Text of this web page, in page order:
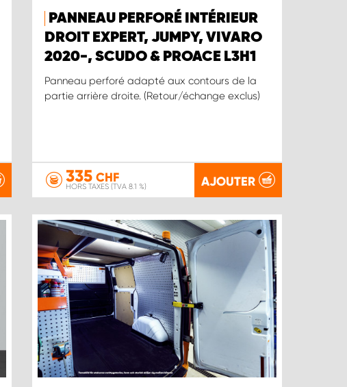
PANNEAU PERFORÉ INTÉRIEUR
DROIT EXPERT, JUMPY, VIVARO
2020-, SCUDO & PROACE L3H1
Panneau perforé adapté aux contours de la
partie arrière droite. (Retour/échange exclus)
335 CHF
HORS TAXES (TVA 8.1 %) AJOUTER